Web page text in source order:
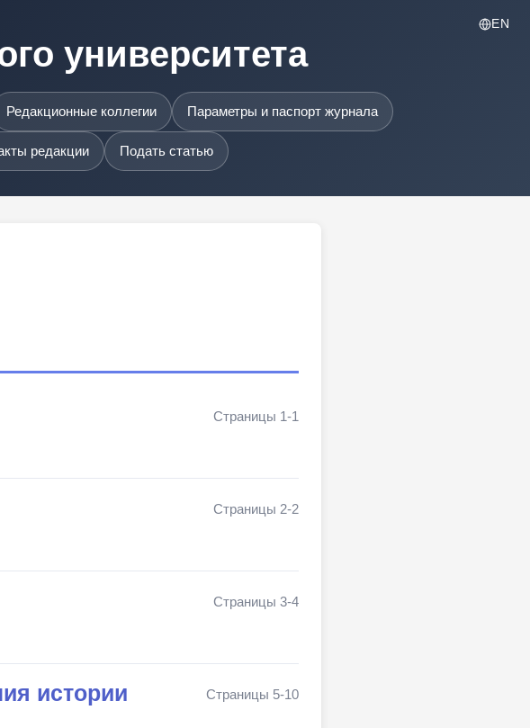
EN
университета
Редакционные коллегии Параметры и паспорт журнала
редакции Подать статью
Страницы 1-1
Страницы 2-2
Страницы 3-4
истории Страницы 5-10